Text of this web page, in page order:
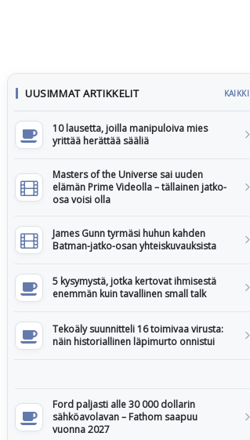
UUSIMMAT ARTIKKELIT KAIKKI
10 lausetta, joilla manipuloiva mies
yrittää herättää sääliä
Masters of the Universe sai uuden
elämän Prime Videolla – tällainen jatko-
osa voisi olla
James Gunn tyrmäsi huhun kahden
Batman-jatko-osan yhteiskuvauksista
5 kysymystä, jotka kertovat ihmisestä
enemmän kuin tavallinen small talk
Tekoäly suunnitteli 16 toimivaa virusta:
näin historiallinen läpimurto onnistui
Ford paljasti alle 30 000 dollarin
sähköavolavan – Fathom saapuu
vuonna 2027